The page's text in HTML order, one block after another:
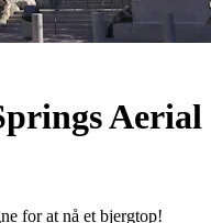
Aerial
for at nå et bjergtop!